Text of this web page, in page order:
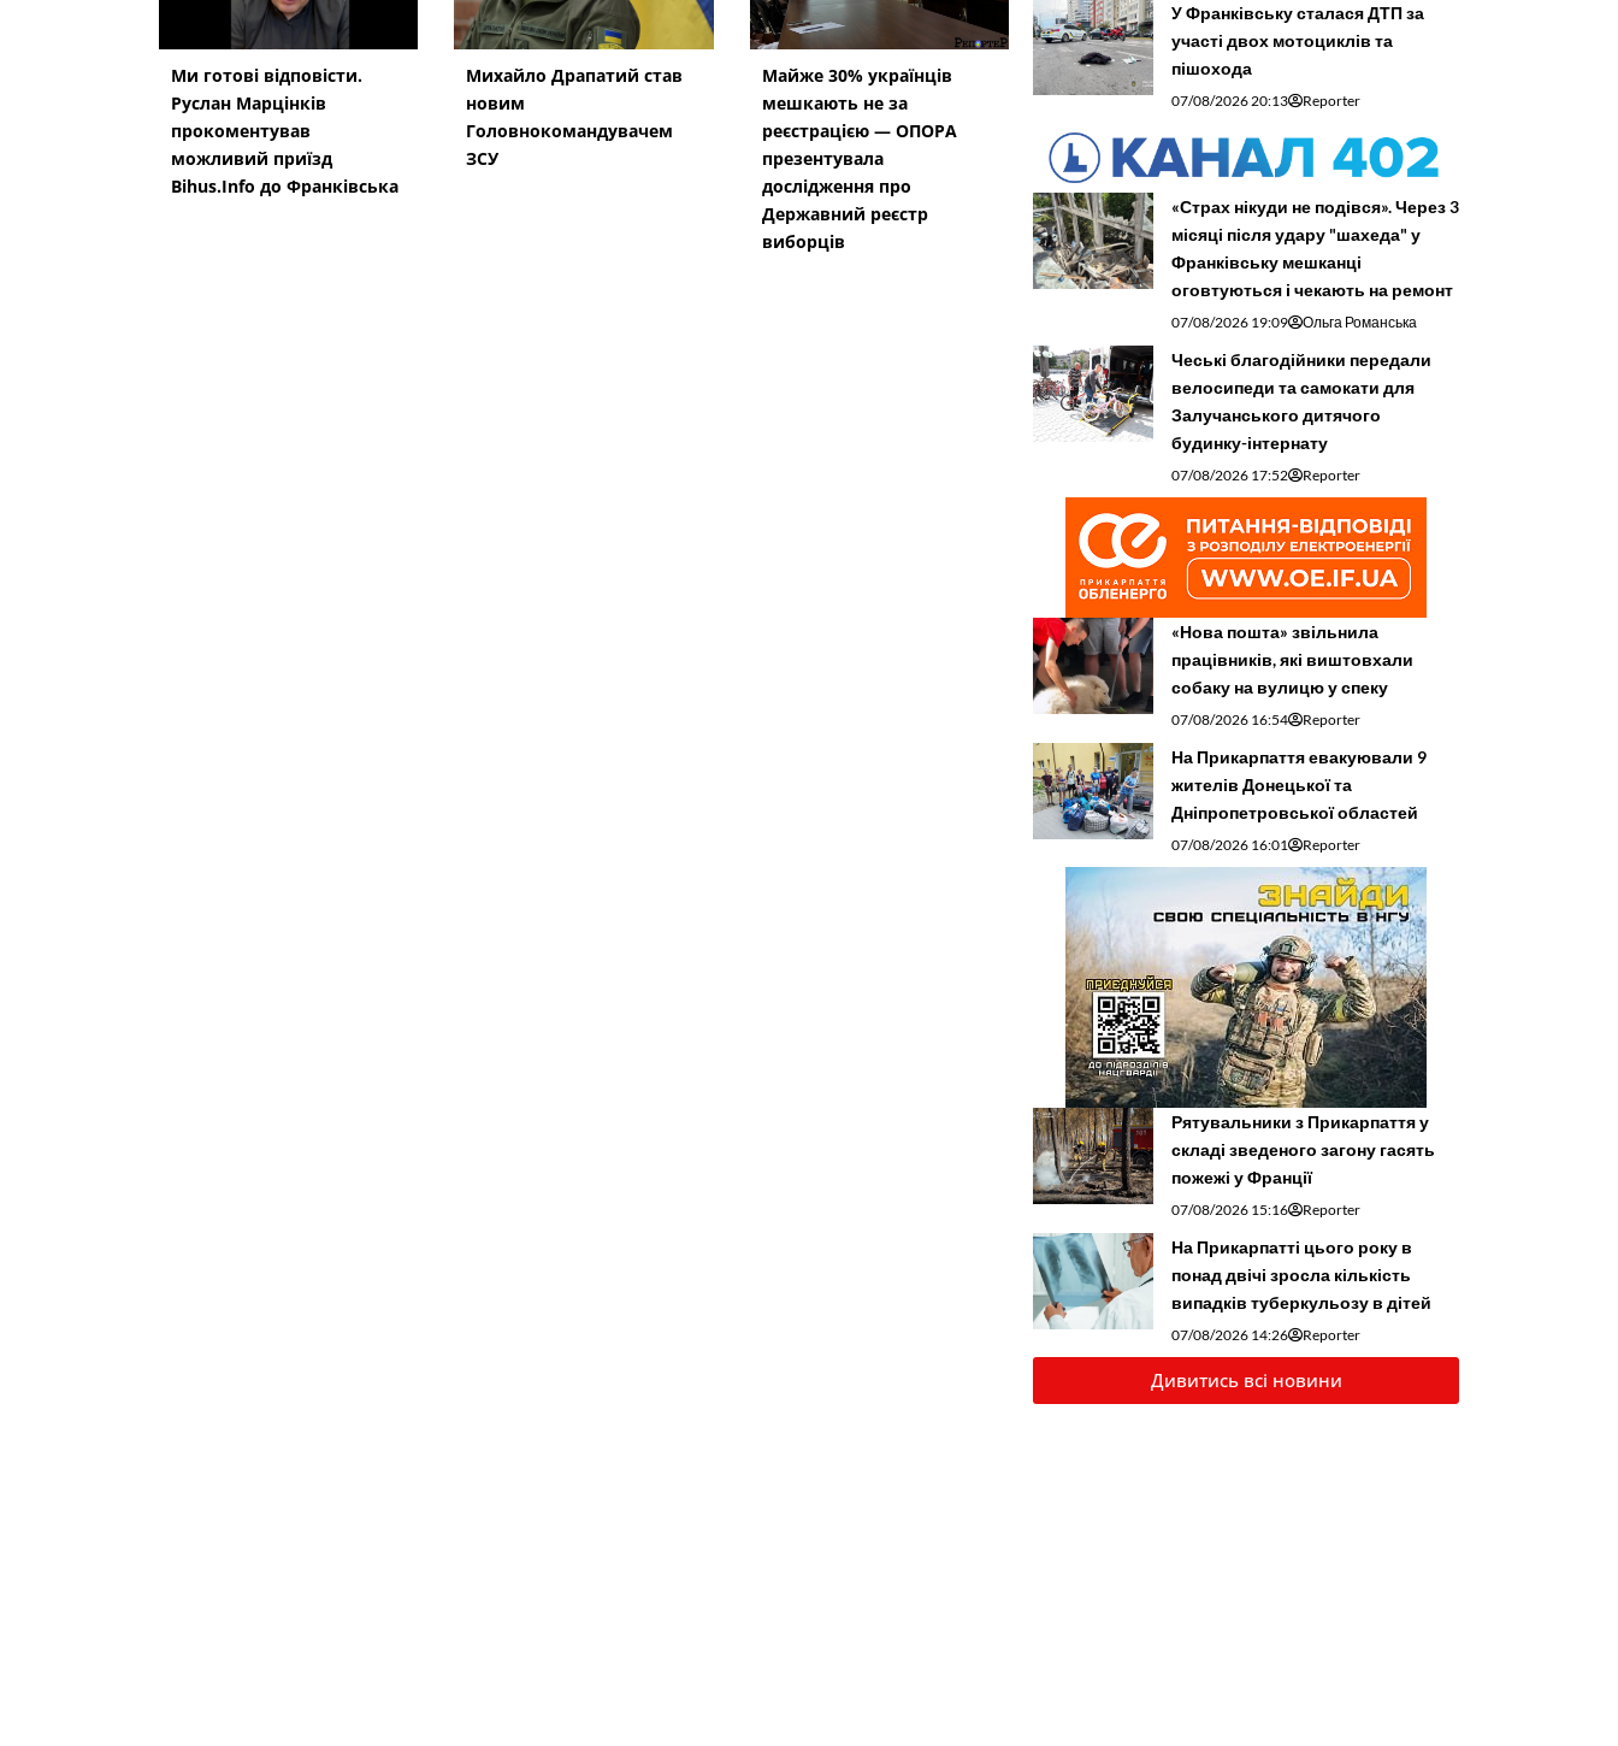
Ми готові відповісти.
Руслан Марцінків
прокоментував
можливий приїзд
Bihus.Info до Франківська
Михайло Драпатий став
новим
Головнокомандувачем
ЗСУ
Майже 30% українців
мешкають не за
реєстрацією — ОПОРА
презентувала
дослідження про
Державний реєстр
виборців
У Франківську сталася ДТП за
участі двох мотоциклів та
пішохода
07/08/2026 20:13 Reporter
«Страх нікуди не подівся». Через 3
місяці після удару "шахеда" у
Франківську мешканці
оговтуються і чекають на ремонт
07/08/2026 19:09 Ольга Романська
Чеські благодійники передали
велосипеди та самокати для
Залучанського дитячого
будинку-інтернату
07/08/2026 17:52 Reporter
«Нова пошта» звільнила
працівників, які виштовхали
собаку на вулицю у спеку
07/08/2026 16:54 Reporter
На Прикарпаття евакуювали 9
жителів Донецької та
Дніпропетровської областей
07/08/2026 16:01 Reporter
Рятувальники з Прикарпаття у
складі зведеного загону гасять
пожежі у Франції
07/08/2026 15:16 Reporter
На Прикарпатті цього року в
понад двічі зросла кількість
випадків туберкульозу в дітей
07/08/2026 14:26 Reporter
Дивитись всі новини